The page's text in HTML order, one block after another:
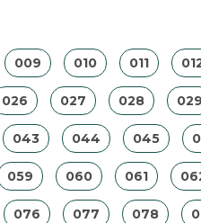
009 010 011
026 027 028 029
043 044 045
059 060 061
076 077 078